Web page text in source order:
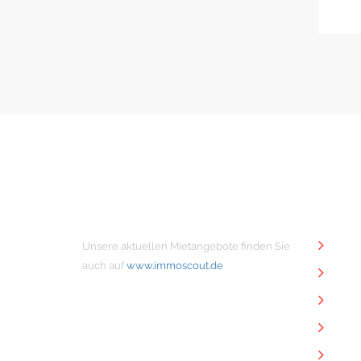
Unsere aktuellen Mietangebote finden Sie
auch auf www.immoscout.de